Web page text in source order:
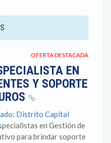
OFERTA DESTACADA
EN
Y SOPORTE
Distrito Capital
en Gestión de
para brindar soporte